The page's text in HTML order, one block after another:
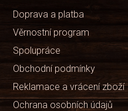
Doprava a platba
Věrnostní program
Spolupráce
Obchodní podmínky
Reklamace a vrácení zboží
Ochrana osobních údajů